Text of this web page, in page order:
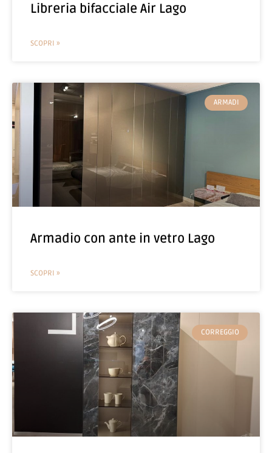
Libreria bifacciale Air Lago
SCOPRI »
ARMADI
Armadio con ante in vetro Lago
SCOPRI »
CORREGGIO